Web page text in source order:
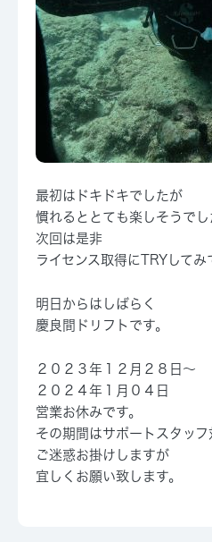
最初はドキドキでしたが
慣れるととても楽しそうでし
次回は是非
ライセンス取得にTRYしてみ
明日からはしばらく
慶良間ドリフトです。
２０２３年１２月２８日～
２０２４年１月０４日
営業お休みです。
その期間はサポートスタッフ
ご迷惑お掛けしますが
宜しくお願い致します。